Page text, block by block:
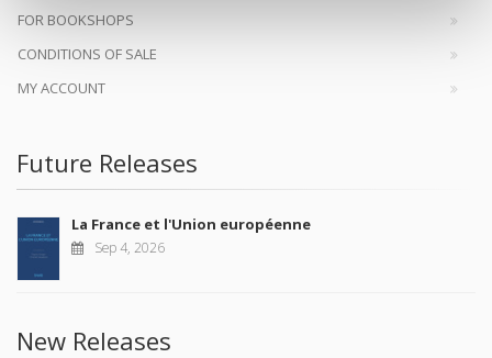
FOR BOOKSHOPS
CONDITIONS OF SALE
MY ACCOUNT
Future Releases
La France et l'Union européenne
Sep 4, 2026
New Releases